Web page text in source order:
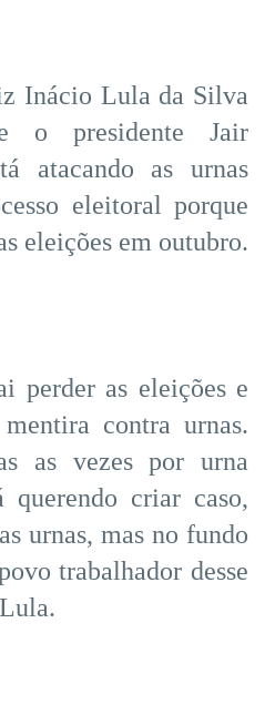
Inácio Lula da Silva
o presidente Jair
atacando as urnas
eleitoral porque
eleições em outubro.
perder as eleições e
contra urnas.
as vezes por urna
querendo criar caso,
urnas, mas no fundo
trabalhador desse